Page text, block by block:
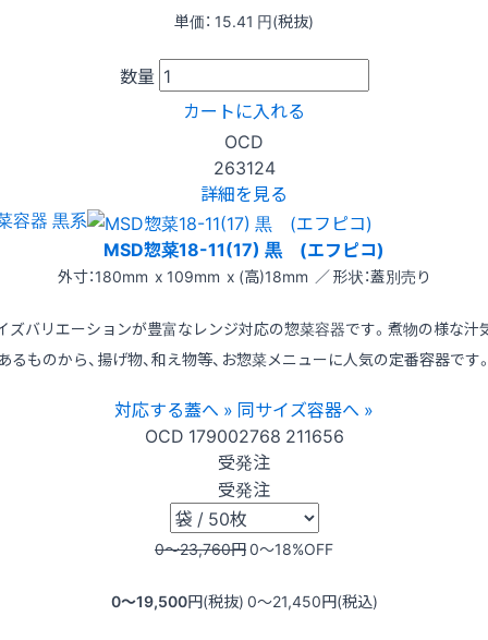
単価： 15.41 円(税抜)
数量
カートに入れる
OCD
263124
詳細を見る
容器 黒系
MSD惣菜18-11(17) 黒 (エフピコ)
外寸：180mm x 109mm x (高)18mm ／ 形状：蓋別売り
ズバリエーションが豊富なレンジ対応の惣菜容器です。煮物の様な汁
るものから、揚げ物、和え物等、お惣菜メニューに人気の定番容器です
対応する蓋へ » 同サイズ容器へ »
OCD 179002768 211656
受発注
受発注
0〜23,760円0〜18%OFF
0〜19,500円(税抜) 0〜21,450円(税込)